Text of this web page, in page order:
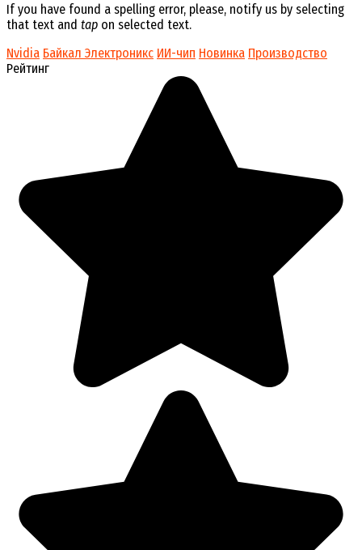
If you have found a spelling error, please, notify us by selecting
that text and tap on selected text.
Nvidia Байкал Электроникс ИИ-чип Новинка Производство
Рейтинг